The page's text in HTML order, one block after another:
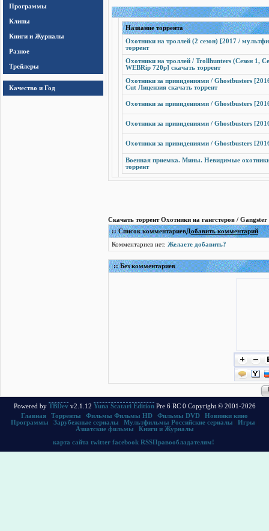
Программы
Клипы
Книги и Журналы
Разное
Трейлеры
Качество и Год
Название торрента
Охотники на троллей (2 сезон) [2017 /
торрент
Охотники на троллей / Trollhunters (Сезон 1,
WEBRip 720p] скачать торрент
Охотники за привидениями / Ghostbusters
Cut Лицензия скачать торрент
Охотники за привидениями / Ghostbusters
Охотники за привидениями / Ghostbusters
Охотники за привидениями / Ghostbusters
Военная приемка. Мины. Невидимые
торрент
Скачать торрент Охотники на гангстеров /
:: Список комментариевДобавить комментарий
Комментариев нет. Желаете добавить?
:: Без комментариев
Powered by TBDev v2.1.12 Yuna Scatari EditionPre 6 RC 0 Copyright © 2001-2026
Главная
Торренты Фильмы Фильмы HD Фильмы DVD
Новинки кино
Программы
Зарубежные сериалы Мультфильмы Российские сериалы Игры
Азиатские фильмы
Книги и Журналы
карта сайта twitter facebook RSSПравообладателям!